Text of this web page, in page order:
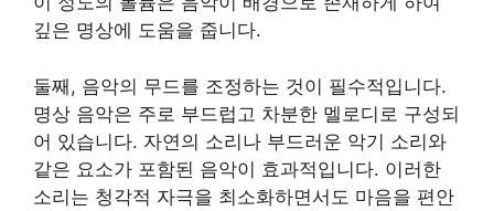
깊은 명상에 도움을 줍니다.
둘째, 음악의 무드를 조정하는 것이 필수적입니다.
명상 음악은 주로 부드럽고 차분한 멜로디로 구성되
어 있습니다. 자연의 소리나 부드러운 악기 소리와
같은 요소가 포함된 음악이 효과적입니다. 이러한
소리는 청각적 자극을 최소화하면서도 마음을 편안